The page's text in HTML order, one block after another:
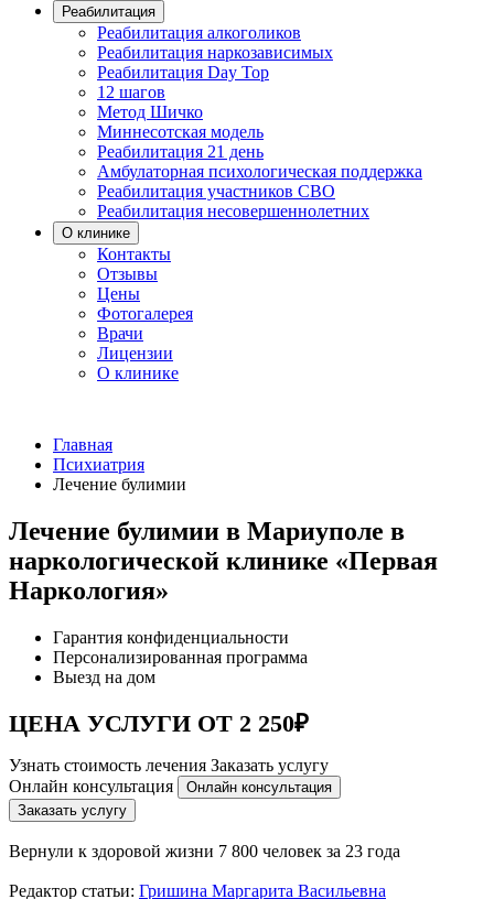
Реабилитация
Реабилитация алкоголиков
Реабилитация наркозависимых
Реабилитация Day Top
12 шагов
Метод Шичко
Миннесотская модель
Реабилитация 21 день
Амбулаторная психологическая поддержка
Реабилитация участников СВО
Реабилитация несовершеннолетних
О клинике
Контакты
Отзывы
Цены
Фотогалерея
Врачи
Лицензии
О клинике
Главная
Психиатрия
Лечение булимии
Лечение булимии в Мариуполе в
наркологической клинике «Первая
Наркология»
Гарантия конфиденциальности
Персонализированная программа
Выезд на дом
ЦЕНА УСЛУГИ ОТ 2 250₽
Узнать стоимость лечения Заказать услугу
Онлайн консультация
Онлайн консультация
Заказать услугу
Вернули к здоровой жизни 7 800 человек за 23 года
Редактор статьи: Гришина Маргарита Васильевна